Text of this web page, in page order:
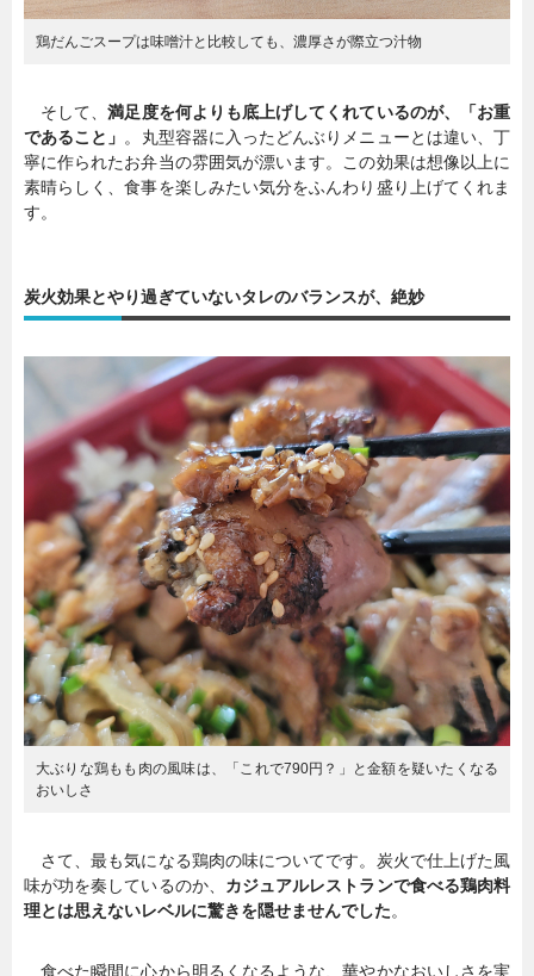
鶏だんごスープは味噌汁と比較しても、濃厚さが際立つ汁物
そして、満足度を何よりも底上げしてくれているのが、「お重
であること」 。丸型容器に入ったどんぶりメニューとは違い、丁
寧に作られたお弁当の雰囲気が漂います。この効果は想像以上に
素晴らしく、食事を楽しみたい気分をふんわり盛り上げてくれま
す。
炭火効果とやり過ぎていないタレのバランスが、絶妙
大ぶりな鶏もも肉の風味は、「これで790円？」と金額を疑いたくなる
おいしさ
さて、最も気になる鶏肉の味についてです。炭火で仕上げた風
味が功を奏しているのか、 カジュアルレストランで食べる鶏肉料
理とは思えないレベルに驚きを隠せませんでした。
食べた瞬間に心から明るくなるような、華やかなおいしさを実